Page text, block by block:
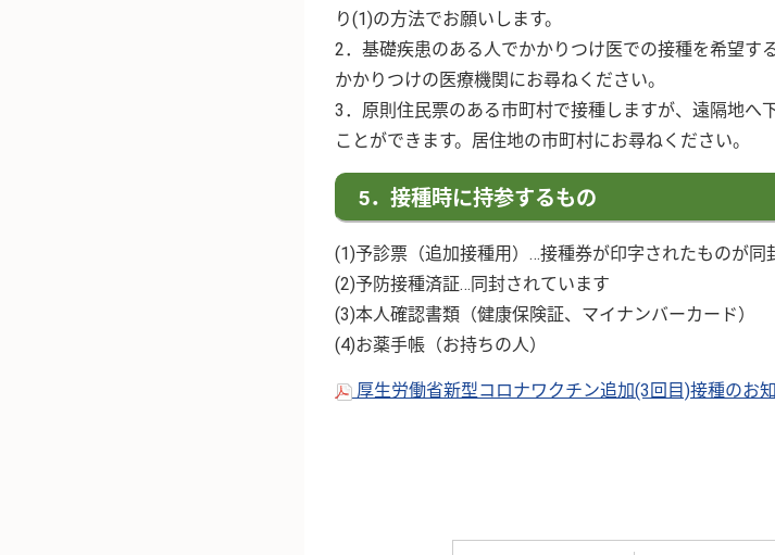
り(1)の方法でお願いします。
2．基礎疾患のある人でかかりつけ医での接種を希望す
かかりつけの医療機関にお尋ねください。
3．原則住民票のある市町村で接種しますが、遠隔地へ
ことができます。居住地の市町村にお尋ねください。
5．接種時に持参するもの
(1)予診票（追加接種用）…接種券が印字されたものが同
(2)予防接種済証…同封されています
(3)本人確認書類（健康保険証、マイナンバーカード）
(4)お薬手帳（お持ちの人）
厚生労働省新型コロナワクチン追加(3回目)接種のお